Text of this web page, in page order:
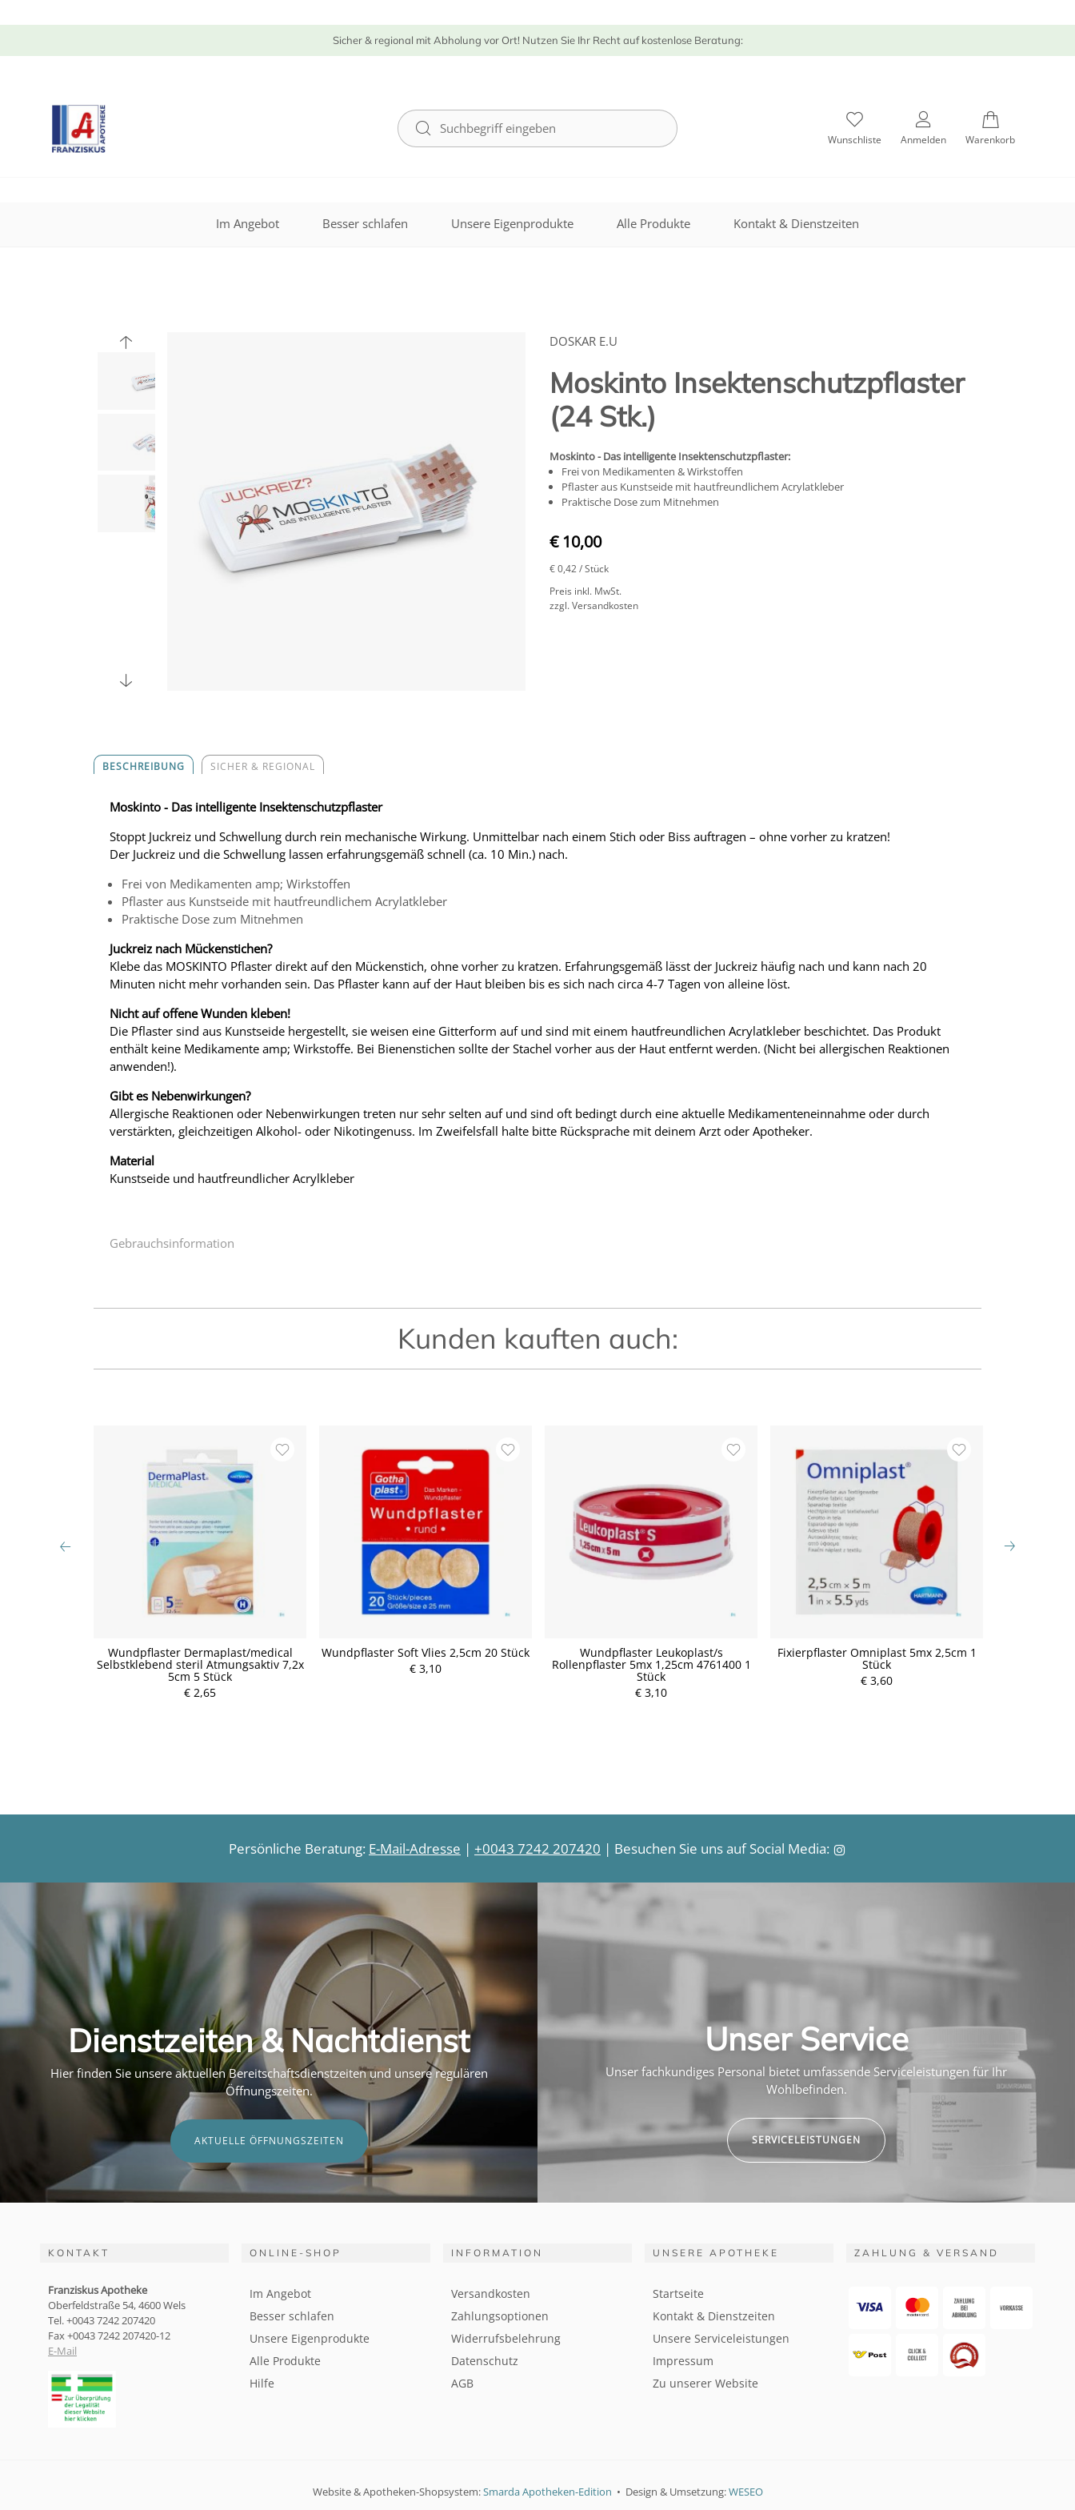
Sicher & regional mit Abholung vor Ort! Nutzen Sie Ihr Recht auf kostenlose Beratung:
Wunschliste Anmelden Warenkorb
Im Angebot Besser schlafen Unsere Eigenprodukte Alle Produkte Kontakt & Dienstzeiten
DOSKAR E.U
Moskinto Insektenschutzpflaster
(24 Stk.)
Moskinto - Das intelligente Insektenschutzpflaster:
Frei von Medikamenten & Wirkstoffen
Pflaster aus Kunstseide mit hautfreundlichem Acrylatkleber
Praktische Dose zum Mitnehmen
€ 10,00
€ 0,42/ Stück
Preis inkl. MwSt.
zzgl. Versandkosten
BESCHREIBUNG SICHER & REGIONAL
Moskinto - Das intelligente Insektenschutzpflaster
Stoppt Juckreiz und Schwellung durch rein mechanische Wirkung. Unmittelbar nach einem Stich oder Biss auftragen – ohne vorher zu kratzen!
Der Juckreiz und die Schwellung lassen erfahrungsgemäß schnell (ca. 10 Min.) nach.
Frei von Medikamenten amp; Wirkstoffen
Pflaster aus Kunstseide mit hautfreundlichem Acrylatkleber
Praktische Dose zum Mitnehmen
Juckreiz nach Mückenstichen?
Klebe das MOSKINTO Pflaster direkt auf den Mückenstich, ohne vorher zu kratzen. Erfahrungsgemäß lässt der Juckreiz häufig nach und kann nach 20
Minuten nicht mehr vorhanden sein. Das Pflaster kann auf der Haut bleiben bis es sich nach circa 4-7 Tagen von alleine löst.
Nicht auf offene Wunden kleben!
Die Pflaster sind aus Kunstseide hergestellt, sie weisen eine Gitterform auf und sind mit einem hautfreundlichen Acrylatkleber beschichtet. Das Produkt
enthält keine Medikamente amp; Wirkstoffe. Bei Bienenstichen sollte der Stachel vorher aus der Haut entfernt werden. (Nicht bei allergischen Reaktionen
anwenden!).
Gibt es Nebenwirkungen?
Allergische Reaktionen oder Nebenwirkungen treten nur sehr selten auf und sind oft bedingt durch eine aktuelle Medikamenteneinnahme oder durch
verstärkten, gleichzeitigen Alkohol- oder Nikotingenuss. Im Zweifelsfall halte bitte Rücksprache mit deinem Arzt oder Apotheker.
Material
Kunstseide und hautfreundlicher Acrylkleber
Gebrauchsinformation
Kunden kauften auch:
Wundpflaster Dermaplast/medical
Selbstklebend steril Atmungsaktiv 7,2x
5cm 5 Stück
€ 2,65
Wundpflaster Soft Vlies 2,5cm 20 Stück
€ 3,10
Wundpflaster Leukoplast/s
Rollenpflaster 5mx 1,25cm 4761400 1
Stück
€ 3,10
Fixierpflaster Omniplast 5mx 2,5cm 1
Stück
€ 3,60
P
r r
P
Persönliche Beratung: E-Mail-Adresse | +0043 7242 207420 | Besuchen Sie uns auf Social Media:
Dienstzeiten & Nachtdienst
Hier finden Sie unsere aktuellen Bereitschaftsdienstzeiten und unsere regulären
Öffnungszeiten.
AKTUELLE ÖFFNUNGSZEITEN
Unser Service
Unser fachkundiges Personal bietet umfassende Serviceleistungen für Ihr
Wohlbefinden.
SERVICELEISTUNGEN
KONTAKT
Franziskus Apotheke
Oberfeldstraße 54, 4600 Wels
Tel. +0043 7242 207420
Fax +0043 7242 207420-12
E-Mail
ONLINE-SHOP
Im Angebot
Besser schlafen
Unsere Eigenprodukte
Alle Produkte
Hilfe
INFORMATION
Versandkosten
Zahlungsoptionen
Widerrufsbelehrung
Datenschutz
AGB
UNSERE APOTHEKE
Startseite
Kontakt & Dienstzeiten
Unsere Serviceleistungen
Impressum
Zu unserer Website
ZAHLUNG & VERSAND
Website & Apotheken-Shopsystem:Smarda Apotheken-Edition • Design & Umsetzung:WESEO